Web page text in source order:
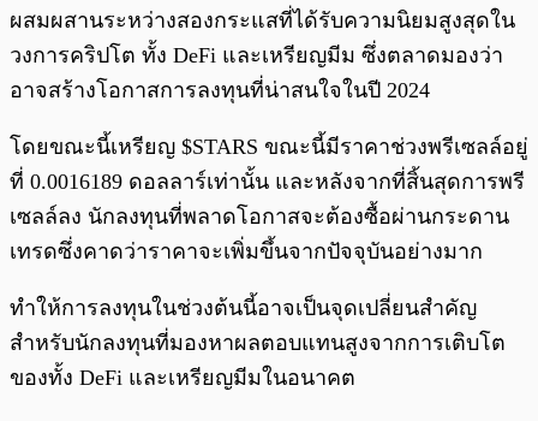
ผสมผสานระหว่างสองกระแสที่ได้รับความนิยมสูงสุดใน
วงการคริปโต ทั้ง DeFi และเหรียญมีม ซึ่งตลาดมองว่า
อาจสร้างโอกาสการลงทุนที่น่าสนใจในปี 2024
โดยขณะนี้เหรียญ $STARS ขณะนี้มีราคาช่วงพรีเซลล์อยู่
ที่ 0.0016189 ดอลลาร์เท่านั้น และหลังจากที่สิ้นสุดการพรี
เซลล์ลง นักลงทุนที่พลาดโอกาสจะต้องซื้อผ่านกระดาน
เทรดซึ่งคาดว่าราคาจะเพิ่มขึ้นจากปัจจุบันอย่างมาก
ทำให้การลงทุนในช่วงต้นนี้อาจเป็นจุดเปลี่ยนสำคัญ
สำหรับนักลงทุนที่มองหาผลตอบแทนสูงจากการเติบโต
ของทั้ง DeFi และเหรียญมีมในอนาคต